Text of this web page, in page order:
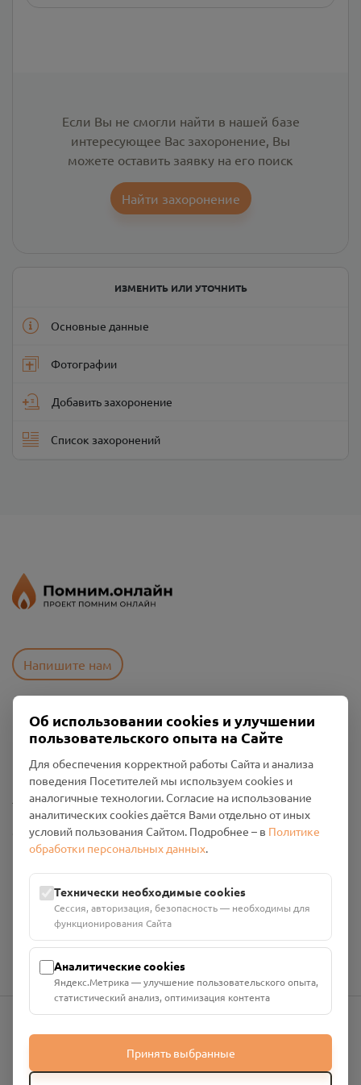
Если Вы не смогли найти в нашей базе
интересующее Вас захоронение, Вы
можете оставить заявку на его поиск
Найти захоронение
ИЗМЕНИТЬ ИЛИ УТОЧНИТЬ
Основные данные
Фотографии
Добавить захоронение
Список захоронений
Напишите нам
Пользовательское соглашение
Политика конфиденциальности
Промо-материалы
Настройки cookies
Общество с ограниченной ответственностью «Смоленский
Проект Помним»
Юридический адрес: 216790, Смоленская область, р-н
Руднянский, г. Рудня, улица Западная, д. 26А, пом. 18
Номер счёта: 40702810901130004287 в АО "АЛЬФА-БАНК"
Кор. счёт: 30101810200000000593
info@pomnim.online
Об использовании cookies и улучшении
пользовательского опыта на Сайте
Для обеспечения корректной работы Сайта и анализа
поведения Посетителей мы используем cookies и
аналогичные технологии. Согласие на использование
аналитических cookies даётся Вами отдельно от иных
условий пользования Сайтом. Подробнее – в Политике
обработки персональных данных.
Технически необходимые cookies
Сессия, авторизация, безопасность — необходимы для
функционирования Сайта
Аналитические cookies
Яндекс.Метрика — улучшение пользовательского опыта,
статистический анализ, оптимизация контента
Принять выбранные